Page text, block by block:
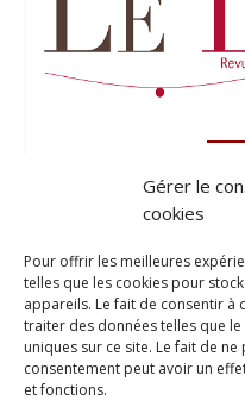
Gérer le
cookies
Pour offrir les meilleures
telles que les cookies pour
appareils. Le fait de consentir à
traiter des données telles que
uniques sur ce site. Le fait de
consentement peut avoir un
et fonctions.